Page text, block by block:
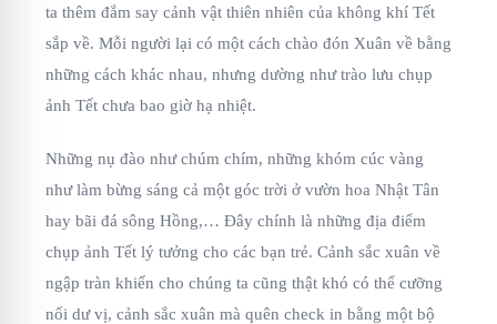
ta thêm đắm say cảnh vật thiên nhiên của không khí Tết
sắp về. Mỗi người lại có một cách chào đón Xuân về bằng
những cách khác nhau, nhưng dường như trào lưu chụp
ảnh Tết chưa bao giờ hạ nhiệt.
Những nụ đào như chúm chím, những khóm cúc vàng
như làm bừng sáng cả một góc trời ở vườn hoa Nhật Tân
hay bãi đá sông Hồng,… Đây chính là những địa điểm
chụp ảnh Tết lý tưởng cho các bạn trẻ. Cảnh sắc xuân về
ngập tràn khiến cho chúng ta cũng thật khó có thể cưỡng
nổi dư vị, cảnh sắc xuân mà quên check in bằng một bộ